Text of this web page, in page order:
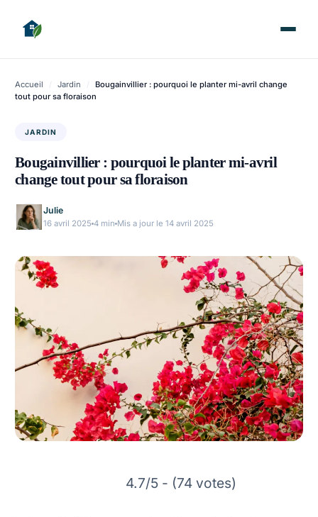
Accueil / Jardin /
Bougainvillier : pourquoi le planter mi-avril change
tout pour sa floraison
JARDIN
Bougainvillier : pourquoi le planter mi-avril
change tout pour sa floraison
Julie
16 avril 2025 4 min Mis a jour le 14 avril 2025
4.7/5 - (74 votes)